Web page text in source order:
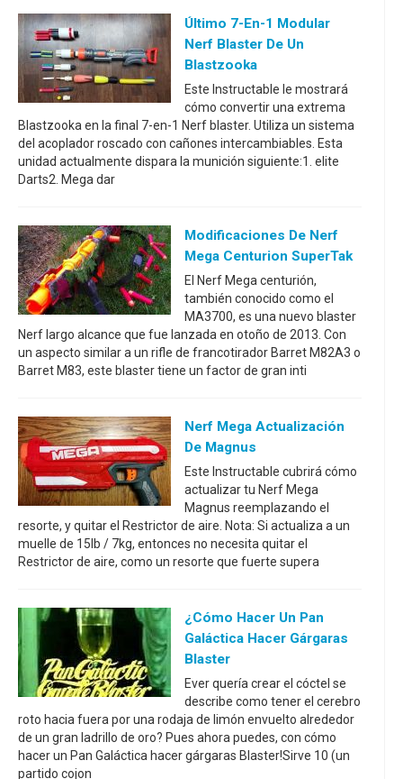
Último 7-En-1 Modular
Nerf Blaster De Un
Blastzooka
Este Instructable le mostrará
cómo convertir una extrema
Blastzooka en la final 7-en-1 Nerf blaster. Utiliza un sistema
del acoplador roscado con cañones intercambiables. Esta
unidad actualmente dispara la munición siguiente:1. elite
Darts2. Mega dar
Modificaciones De Nerf
Mega Centurion SuperTak
El Nerf Mega centurión,
también conocido como el
MA3700, es una nuevo blaster
Nerf largo alcance que fue lanzada en otoño de 2013. Con
un aspecto similar a un rifle de francotirador Barret M82A3 o
Barret M83, este blaster tiene un factor de gran inti
Nerf Mega Actualización
De Magnus
Este Instructable cubrirá cómo
actualizar tu Nerf Mega
Magnus reemplazando el
resorte, y quitar el Restrictor de aire. Nota: Si actualiza a un
muelle de 15lb / 7kg, entonces no necesita quitar el
Restrictor de aire, como un resorte que fuerte supera
¿Cómo Hacer Un Pan
Galáctica Hacer Gárgaras
Blaster
Ever quería crear el cóctel se
describe como tener el cerebro
roto hacia fuera por una rodaja de limón envuelto alrededor
de un gran ladrillo de oro? Pues ahora puedes, con cómo
hacer un Pan Galáctica hacer gárgaras Blaster!Sirve 10 (un
partido cojon